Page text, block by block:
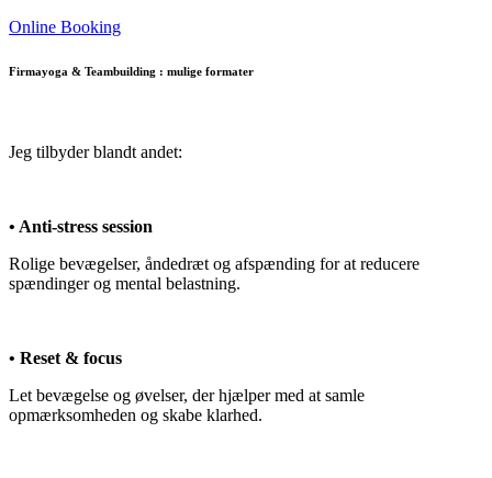
Online Booking
Firmayoga & Teambuilding : mulige formater
Jeg tilbyder blandt andet:
• Anti-stress session
Rolige bevægelser, åndedræt og afspænding for at reducere
spændinger og mental belastning.
• Reset & focus
Let bevægelse og øvelser, der hjælper med at samle
opmærksomheden og skabe klarhed.